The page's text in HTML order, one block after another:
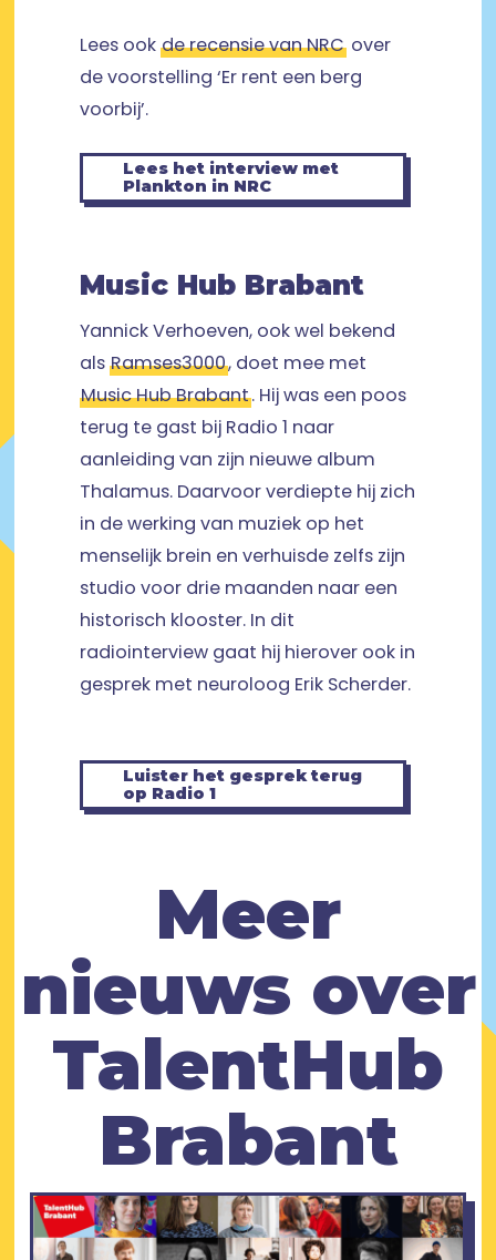
Lees ook de recensie van NRC over
de voorstelling ‘Er rent een berg
voorbij’.
Lees het interview met
Plankton in NRC
Music Hub Brabant
Yannick Verhoeven, ook wel bekend
als Ramses3000, doet mee met
Music Hub Brabant. Hij was een poos
terug te gast bij Radio 1 naar
aanleiding van zijn nieuwe album
Thalamus. Daarvoor verdiepte hij zich
in de werking van muziek op het
menselijk brein en verhuisde zelfs zijn
studio voor drie maanden naar een
historisch klooster. In dit
radiointerview gaat hij hierover ook in
gesprek met neuroloog Erik Scherder.
Luister het gesprek terug
op Radio 1
Meer
nieuws over
TalentHub
Brabant